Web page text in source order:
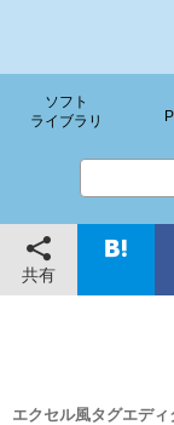
ソフト
ライブラリ
共有
エクセル風タグエデ